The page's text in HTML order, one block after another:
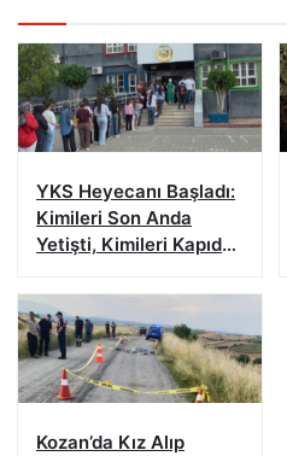
YKS Heyecanı Başladı:
Kimileri Son Anda
Yetişti, Kimileri Kapıda
Kozan’da Kız Alıp